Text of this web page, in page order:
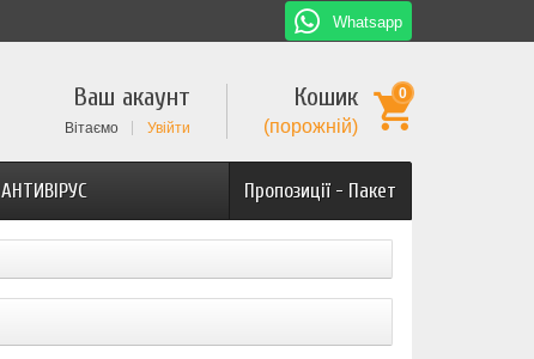
Whatsapp
Кошик
(порожній)
0
Ваш акаунт
Вітаємо Увійти
Пропозиції - Пакет
АНТИВІРУС